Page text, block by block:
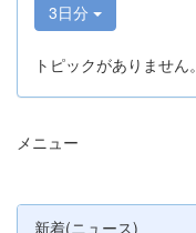
3日分
トピックがありません。
メニュー
新着(ニュース)